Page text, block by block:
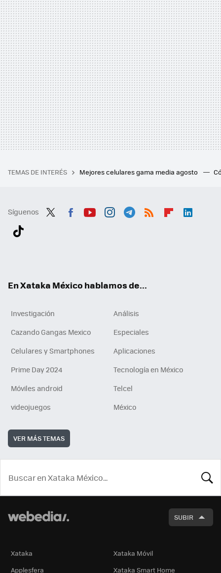
TEMAS DE INTERÉS Mejores celulares gama media agosto
Síguenos
En Xataka México hablamos de...
Investigación
Análisis
Cazando Gangas Mexico
Especiales
Celulares y Smartphones
Aplicaciones
Prime Day 2024
Tecnología en México
Móviles android
Telcel
videojuegos
México
VER MÁS TEMAS
SUBIR
Xataka
Xataka Móvil
Applesfera
Xataka Smart Home